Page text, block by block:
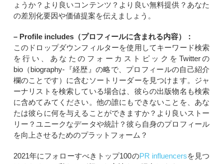
ょうか？より良いコンテンツ？より良い無料提供？あなた
の差別化要因や価値提案を伝えましょう。
– Profile includes（プロフィールに含まれる内容）：
このドロップダウンフィルターを使用してキーワード検索
を行い、あなたのフォーカストピックをTwitterの
bio（biography-『経歴』の略で、プロフィールの自己紹介
欄のことです）に含むソートリーダーを見つけます。ジャ
ーナリストを検索している場合は、彼らの出版物名も検索
に含めてみてください。他の誰にもできないことを、あな
たは彼らに何を与えることができますか？より良いストー
リー？ユニークなデータや統計？彼ら自身のプロフィール
を向上させるためのプラットフォーム？
2021年にフォローすべきトップ100のPR influencersを見つ